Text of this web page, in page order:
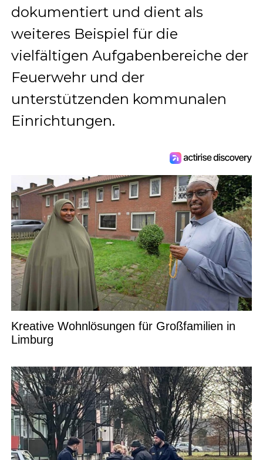
dokumentiert und dient als
weiteres Beispiel für die
vielfältigen Aufgabenbereiche der
Feuerwehr und der
unterstützenden kommunalen
Einrichtungen.
Kreative Wohnlösungen für Großfamilien in
Limburg